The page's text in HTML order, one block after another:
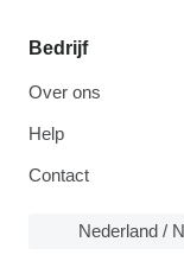
Bedrijf
Over ons
Help
Contact
Nederland /